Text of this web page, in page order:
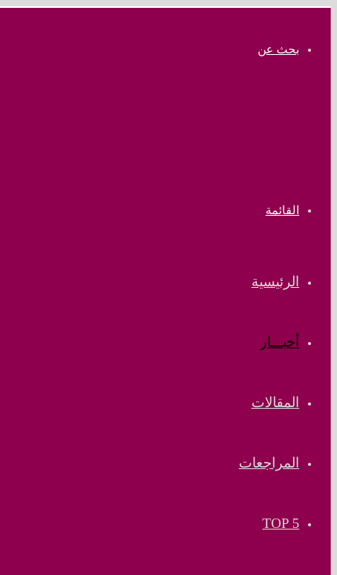
بحث عن
القائمة
الرئيسية
أخبـــار
المقالات
المراجعات
TOP 5